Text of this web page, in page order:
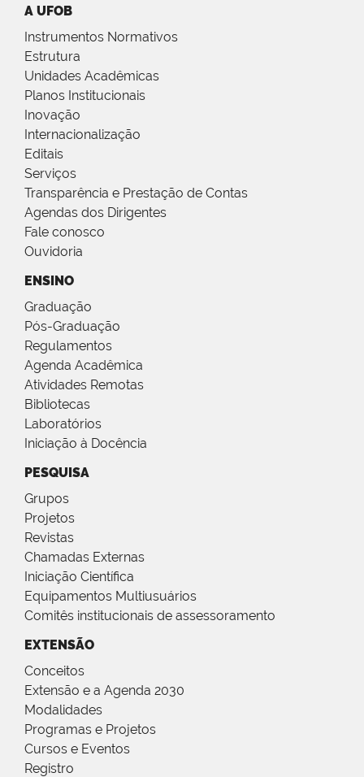
A UFOB
Instrumentos Normativos
Estrutura
Unidades Acadêmicas
Planos Institucionais
Inovação
Internacionalização
Editais
Serviços
Transparência e Prestação de Contas
Agendas dos Dirigentes
Fale conosco
Ouvidoria
ENSINO
Graduação
Pós-Graduação
Regulamentos
Agenda Acadêmica
Atividades Remotas
Bibliotecas
Laboratórios
Iniciação à Docência
PESQUISA
Grupos
Projetos
Revistas
Chamadas Externas
Iniciação Científica
Equipamentos Multiusuários
Comitês institucionais de assessoramento
EXTENSÃO
Conceitos
Extensão e a Agenda 2030
Modalidades
Programas e Projetos
Cursos e Eventos
Registro